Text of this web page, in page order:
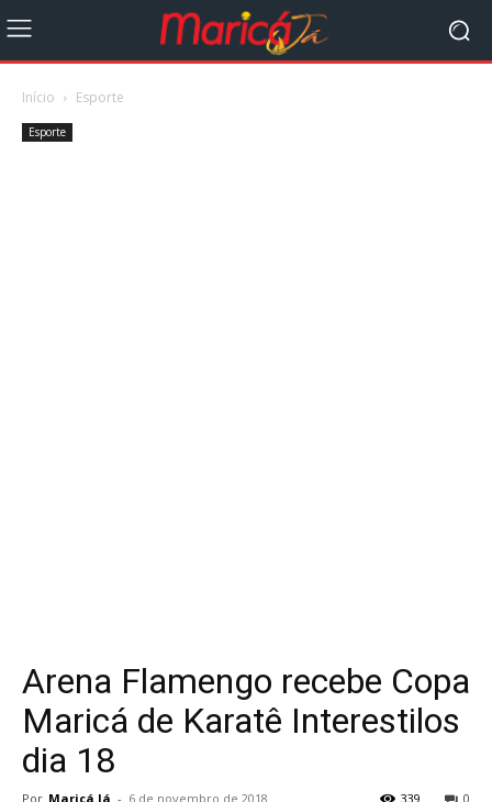
Início Esporte
Esporte
Arena Flamengo recebe Copa
Maricá de Karatê Interestilos
dia 18
Por Maricá Já - 6 de novembro de 2018 0
339